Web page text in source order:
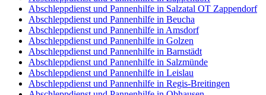
Abschleppdienst und Pannenhilfe in Salzatal OT Zappendorf
Abschleppdienst und Pannenhilfe in Beucha
Abschleppdienst und Pannenhilfe in Amsdorf
Abschleppdienst und Pannenhilfe in Golzen
Abschleppdienst und Pannenhilfe in Barnstädt
Abschleppdienst und Pannenhilfe in Salzmünde
Abschleppdienst und Pannenhilfe in Leislau
Abschleppdienst und Pannenhilfe in Regis-Breitingen